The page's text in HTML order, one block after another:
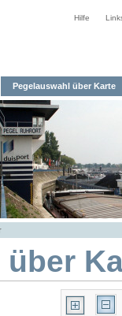
Hilfe
Pegelauswahl über Karte
über